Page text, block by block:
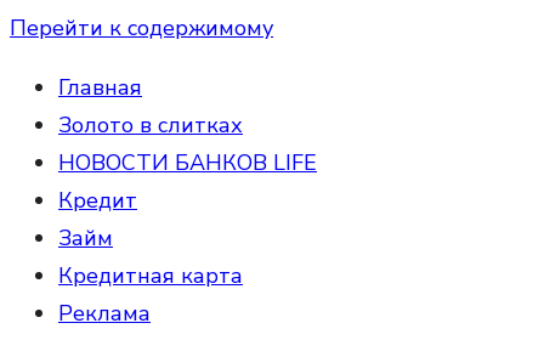
Перейти к содержимому
Главная
Золото в слитках
НОВОСТИ БАНКОВ LIFE
Кредит
Займ
Кредитная карта
Реклама